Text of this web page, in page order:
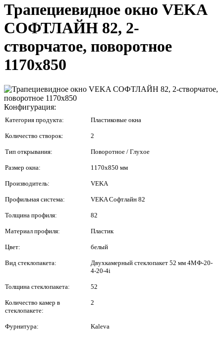
Трапециевидное окно VEKA
СОФТЛАЙН 82, 2-
створчатое, поворотное
1170x850
Конфигурация:
Категория продукта: Пластиковые окна
Количество створок: 2
Тип открывания: Поворотное / Глухое
Размер окна: 1170x850 мм
Производитель: VEKA
Профильная система: VEKA Софтлайн 82
Толщина профиля: 82
Материал профиля: Пластик
Цвет: белый
Вид стеклопакета:
Двухкамерный стеклопакет 52 мм 4МФ-20-
4-20-4i
Толщина стеклопакета: 52
Количество камер в
стеклопакете:
2
Фурнитура: Kaleva